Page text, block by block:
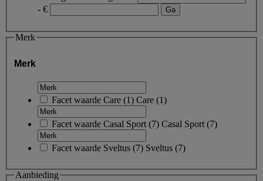
- €
Merk
Merk
Facet waarde Care (1) Care (1)
Facet waarde Casal Sport (7) Casal Sport (7)
Facet waarde Sveltus (7) Sveltus (7)
Aanbieding